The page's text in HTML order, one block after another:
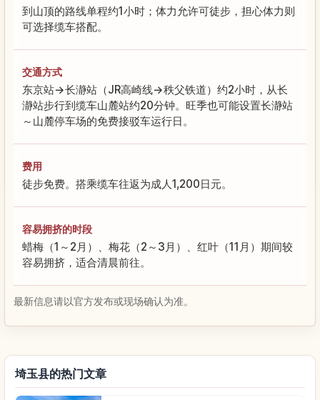
到山顶的路线单程约1小时；体力允许可徒步，担心体力则
可选择缆车搭配。
交通方式
东京站→长瀞站（JR高崎线→秩父铁道）约2小时，从长
瀞站步行到缆车山麓站约20分钟。旺季也可能设置长瀞站
～山麓停车场的免费接驳车运行日。
费用
徒步免费。搭乘缆车往返为成人1,200日元。
容易拥挤的时段
蜡梅（1～2月）、梅花（2～3月）、红叶（11月）期间较
容易拥挤，适合清晨前往。
最新信息请以官方发布或现场确认为准。
埼玉县的热门文章